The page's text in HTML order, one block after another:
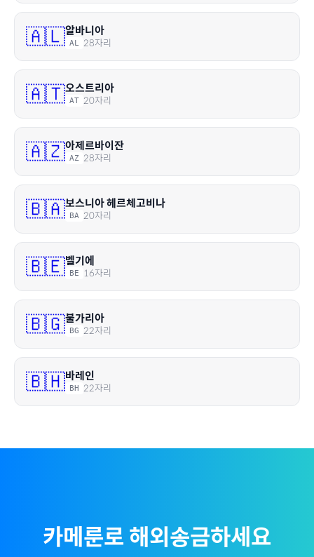
🇦🇱알바니아
AL 28자리
🇦🇹오스트리아
AT 20자리
🇦🇿아제르바이잔
AZ 28자리
🇧🇦보스니아 헤르체고비나
BA 20자리
🇧🇪벨기에
BE 16자리
🇧🇬불가리아
BG 22자리
🇧🇭바레인
BH 22자리
카메룬로 해외송금하세요